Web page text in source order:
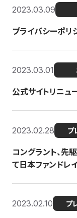
2023.03.09
プライバシーポリ
2023.03.01
公式サイトリニュ
2023.02.28 プ
コングラント、先
て日本ファンドレ
2023.02.10 プ